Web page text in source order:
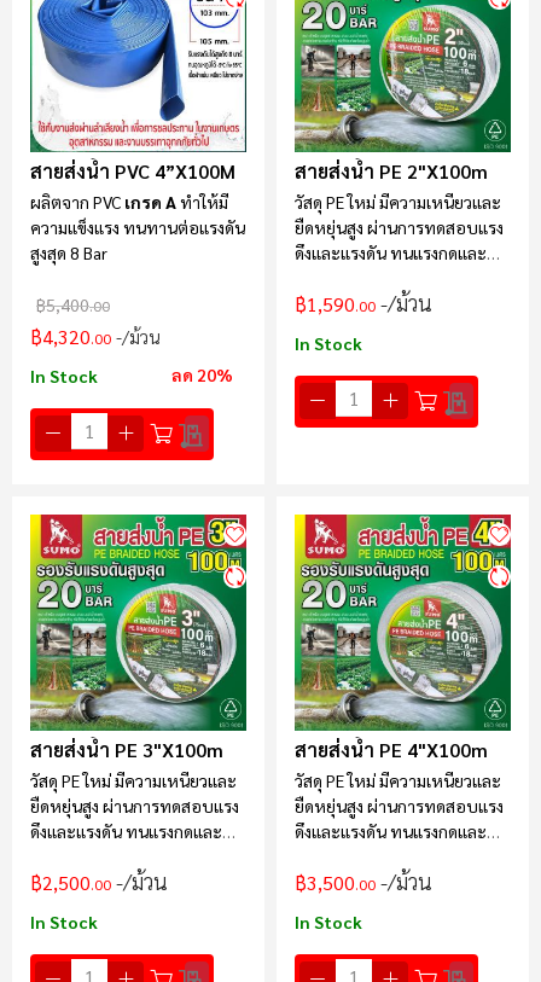
สายส่งน้ำ PVC 4”x100M
ผลิตจาก PVC เกรด Aทำให้มี
ความแข็งแรง ทนทานต่อแรงดัน
สูงสุด 8 Bar
฿5,400.00
฿4,320.00 /ม้วน
In Stock ลด 20%
สายส่งน้ำ PE 2"x100m
วัสดุ PE ใหม่ มีความเหนียวและ
ยืดหยุ่นสูง ผ่านการทดสอบแรง
ดึงและแรงดัน ทนแรงกดและ
฿1,590.00 /ม้วน
In Stock
สายส่งน้ำ PE 3"x100m
วัสดุ PE ใหม่ มีความเหนียวและ
ยืดหยุ่นสูง ผ่านการทดสอบแรง
ดึงและแรงดัน ทนแรงกดและ
฿2,500.00 /ม้วน
In Stock
สายส่งน้ำ PE 4"x100m
วัสดุ PE ใหม่ มีความเหนียวและ
ยืดหยุ่นสูง ผ่านการทดสอบแรง
ดึงและแรงดัน ทนแรงกดและ
฿3,500.00 /ม้วน
In Stock